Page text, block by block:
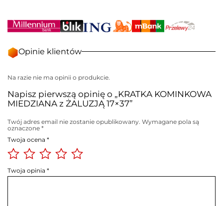
Opinie klientów
Na razie nie ma opinii o produkcie.
Napisz pierwszą opinię o „KRATKA KOMINKOWA
MIEDZIANA z ŻALUZJĄ 17×37”
Twój adres email nie zostanie opublikowany. Wymagane pola są
oznaczone *
Twoja ocena *
Twoja opinia *